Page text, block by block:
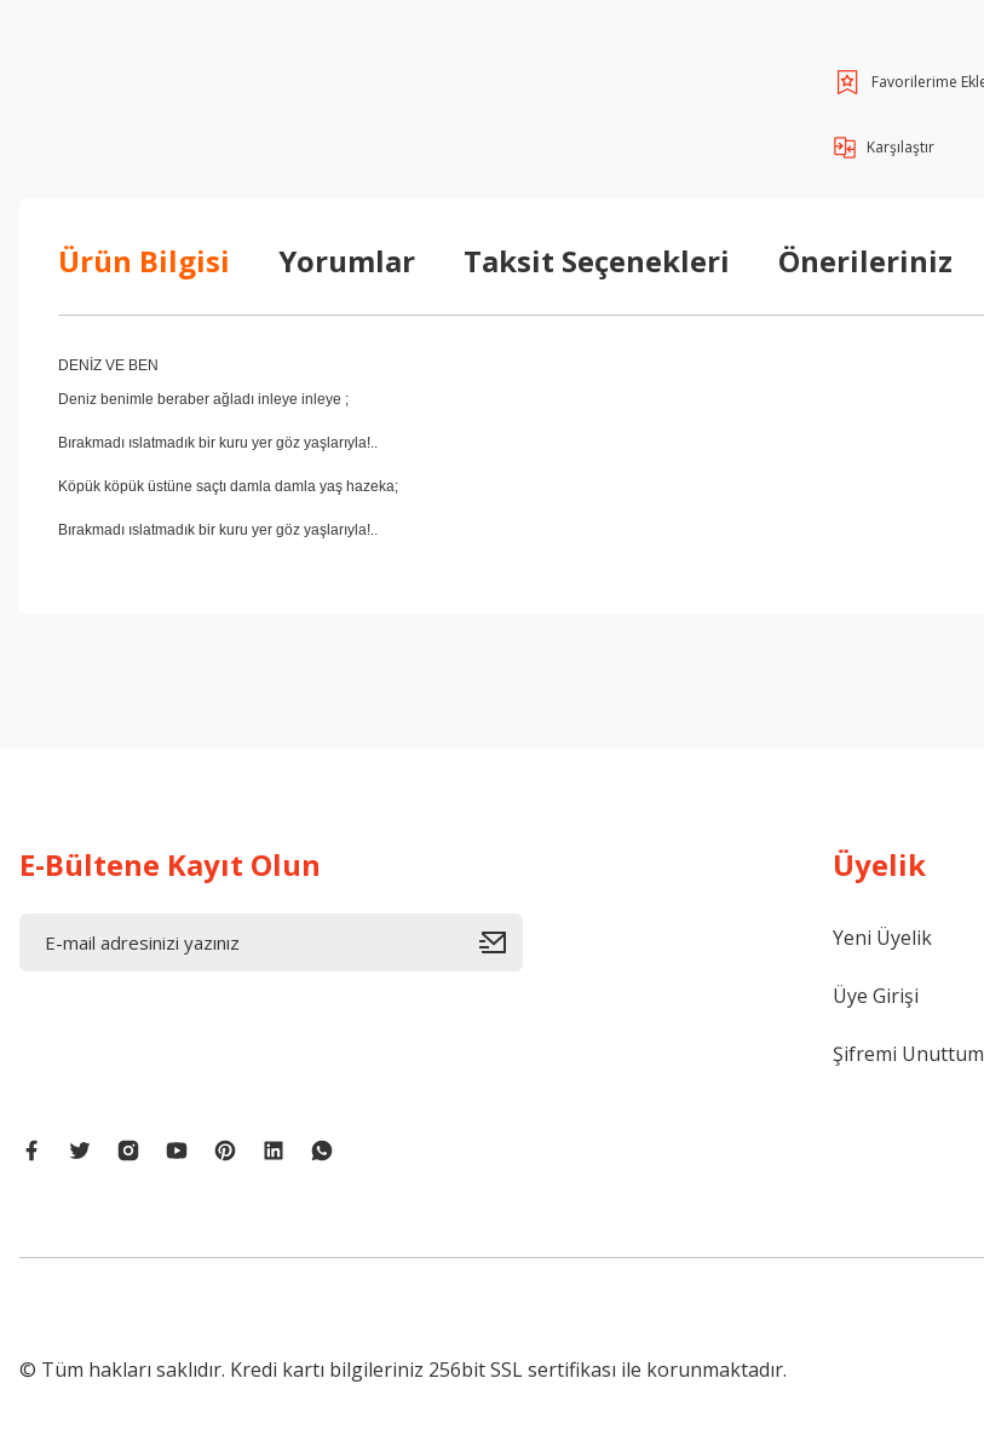
Karşılaştır
Ürün Bilgisi Yorumlar Taksit Seçenekleri Önerileriniz
DENİZ VE BEN
Deniz benimle beraber ağladı inleye inleye ;
Bırakmadı ıslatmadık bir kuru yer göz yaşlarıyla!..
Köpük köpük üstüne saçtı damla damla yaş hazeka;
Bırakmadı ıslatmadık bir kuru yer göz yaşlarıyla!..
E-Bültene Kayıt Olun Üyelik
Yeni Üyelik
Üye Girişi
Şifremi Unuttum
© Tüm hakları saklıdır. Kredi kartı bilgileriniz 256bit SSL sertifikası ile korunmaktadır.